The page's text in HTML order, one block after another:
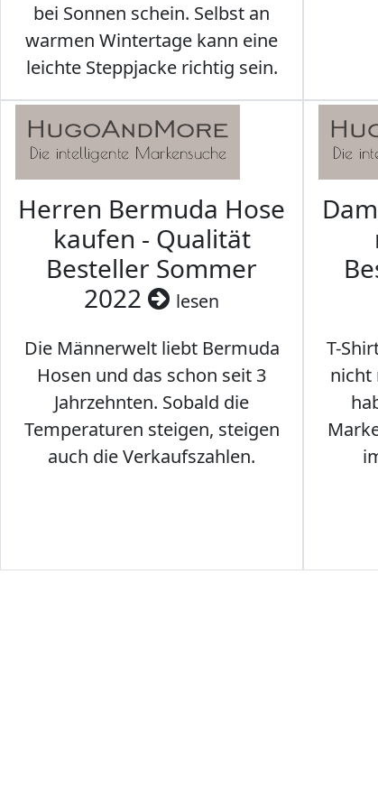
bei Sonnen schein. Selbst an
warmen Wintertage kann eine
leichte Steppjacke richtig sein.
Herren Bermuda Hose
kaufen - Qualität
Besteller Sommer
2022
lesen
Die Männerwelt liebt Bermuda
Hosen und das schon seit 3
Jahrzehnten. Sobald die
Temperaturen steigen, steigen
auch die Verkaufszahlen.
T-
nicht